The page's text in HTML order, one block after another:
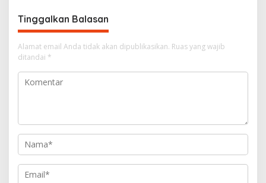
g
a
s
i
p
Tinggalkan Balasan
Alamat email Anda tidak akan dipublikasikan. Ruas yang wajib
ditandai *